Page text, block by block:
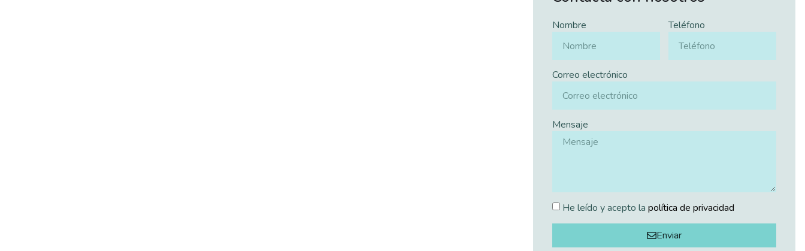
Nombre Teléfono
Correo electrónico
Mensaje
He leído y acepto la política de privacidad
Enviar